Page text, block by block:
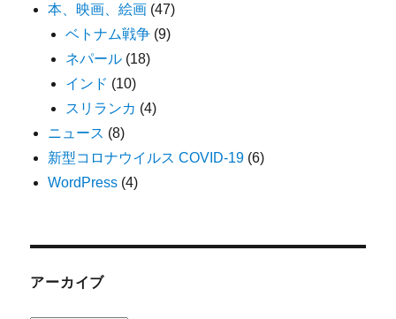
本、映画、絵画 (47)
ベトナム戦争 (9)
ネパール (18)
インド (10)
スリランカ (4)
ニュース (8)
新型コロナウイルス COVID-19 (6)
WordPress (4)
アーカイブ